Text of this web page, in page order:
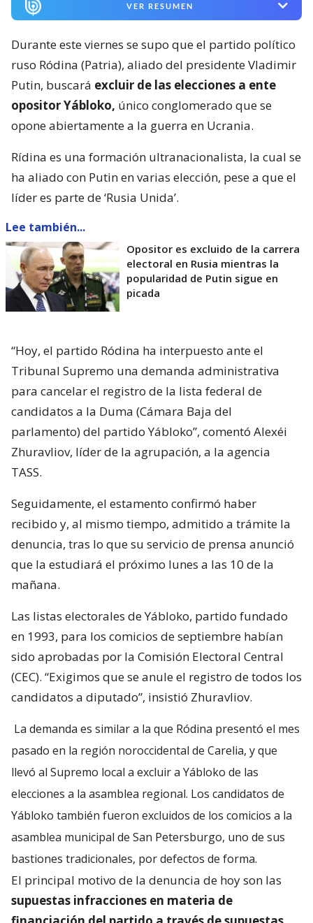
VER RESUMEN
Durante este viernes se supo que el partido político
ruso Ródina (Patria), aliado del presidente Vladimir
Putin, buscará excluir de las elecciones a ente
opositor Yábloko, único conglomerado que se
opone abiertamente a la guerra en Ucrania.
Rídina es una formación ultranacionalista, la cual se
ha aliado con Putin en varias elección, pese a que el
líder es parte de ‘Rusia Unida’.
Lee también...
Opositor es excluido de la carrera
electoral en Rusia mientras la
popularidad de Putin sigue en
picada
“Hoy, el partido Ródina ha interpuesto ante el
Tribunal Supremo una demanda administrativa
para cancelar el registro de la lista federal de
candidatos a la Duma (Cámara Baja del
parlamento) del partido Yábloko”, comentó Alexéi
Zhuravliov, líder de la agrupación, a la agencia
TASS.
Seguidamente, el estamento confirmó haber
recibido y, al mismo tiempo, admitido a trámite la
denuncia, tras lo que su servicio de prensa anunció
que la estudiará el próximo lunes a las 10 de la
mañana.
Las listas electorales de Yábloko, partido fundado
en 1993, para los comicios de septiembre habían
sido aprobadas por la Comisión Electoral Central
(CEC). “Exigimos que se anule el registro de todos los
candidatos a diputado”, insistió Zhuravliov.
La demanda es similar a la que Ródina presentó el mes
pasado en la región noroccidental de Carelia, y que
llevó al Supremo local a excluir a Yábloko de las
elecciones a la asamblea regional. Los candidatos de
Yábloko también fueron excluidos de los comicios a la
asamblea municipal de San Petersburgo, uno de sus
bastiones tradicionales, por defectos de forma.
El principal motivo de la denuncia de hoy son las
supuestas infracciones en materia de